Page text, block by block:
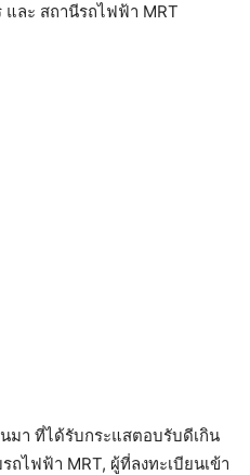
ละ สถานีรถไฟฟ้า MRT
มา ที่ได้รับกระแสตอบรับดีเกิน
ถไฟฟ้า MRT, ผู้ที่ลงทะเบียนเข้า